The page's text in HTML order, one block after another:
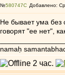
№580747 Добавлено:
Не бывает ума без
говорят "ее нет",
namaḥ